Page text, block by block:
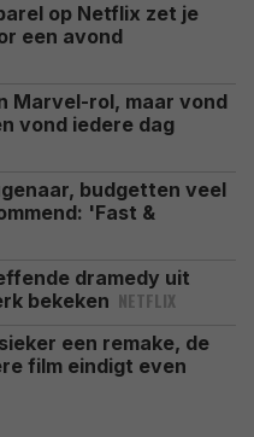
op Netflix zet je
een avond
Marvel-rol, maar vond
vond iedere dag
budgetten veel
'Fast &
dramedy uit
bekeken NETFLIX
een remake, de
film eindigt even